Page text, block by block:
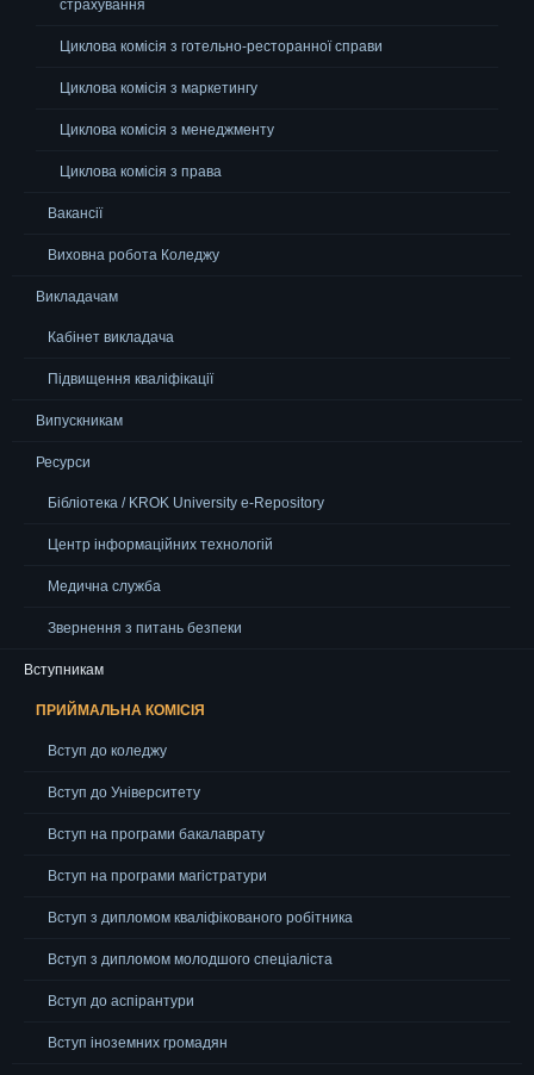
страхування
Циклова комісія з готельно-ресторанної справи
Циклова комісія з маркетингу
Циклова комісія з менеджменту
Циклова комісія з права
Вакансії
Виховна робота Коледжу
Викладачам
Кабінет викладача
Підвищення кваліфікації
Випускникам
Ресурси
Бібліотека / KROK University e-Repository
Центр інформаційних технологій
Медична служба
Звернення з питань безпеки
Вступникам
ПРИЙМАЛЬНА КОМІСІЯ
Вступ до коледжу
Вступ до Університету
Вступ на програми бакалаврату
Вступ на програми магістратури
Вступ з дипломом кваліфікованого робітника
Вступ з дипломом молодшого спеціаліста
Вступ до аспірантури
Вступ іноземних громадян